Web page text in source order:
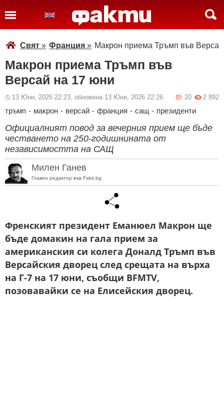
Свят » Франция » Макрон приема Тръмп във
Макрон приема Тръмп във
Версай на 17 юни
13 Юни, 2026 22:23, обновена 13 Юни, 2026 22:26 2 892
20
тръмп - макрон - версай - франция - сащ - президенти
Официалният повод за вечерния прием ще бъде
честването на 250-годишнината от
независимостта на САЩ
Милен Ганев
Главен редактор във Fakti.bg
Френският президент Еманюел Макрон ще
бъде домакин на гала прием за
американския си колега Доналд Тръмп във
Версайския дворец след срещата на върха
на Г-7 на 17 юни, съобщи BFMTV,
позовавайки се на Елисейския дворец.